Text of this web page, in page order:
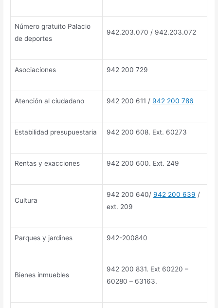
Número gratuito Palacio
de deportes
942.203.070 / 942.203.072
Asociaciones 942 200 729
Atención al ciudadano 942 200 611 / 942 200 786
Estabilidad presupuestaria 942 200 608. Ext. 60273
Rentas y exacciones 942 200 600. Ext. 249
Cultura
942 200 640/ 942 200 639 /
ext. 209
Parques y jardines 942-200840
Bienes inmuebles
942 200 831. Ext 60220 –
60280 – 63163.